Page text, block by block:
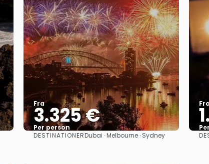
Fra
3.325 €
Per person
Se
DESTINATIONERDubai · Melbourne · Sydney
Fra